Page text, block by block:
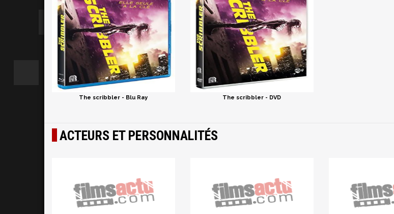
The scribbler - Blu Ray The scribbler - DVD
ACTEURS ET PERSONNALITÉS